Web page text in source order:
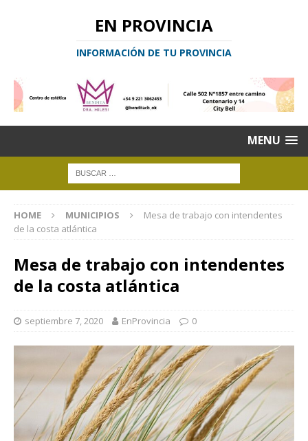
EN PROVINCIA
INFORMACIÓN DE TU PROVINCIA
MENU
HOME MUNICIPIOS
Mesa de trabajo con intendentes
de la costa atlántica
Mesa de trabajo con intendentes
de la costa atlántica
septiembre 7, 2020 EnProvincia 0